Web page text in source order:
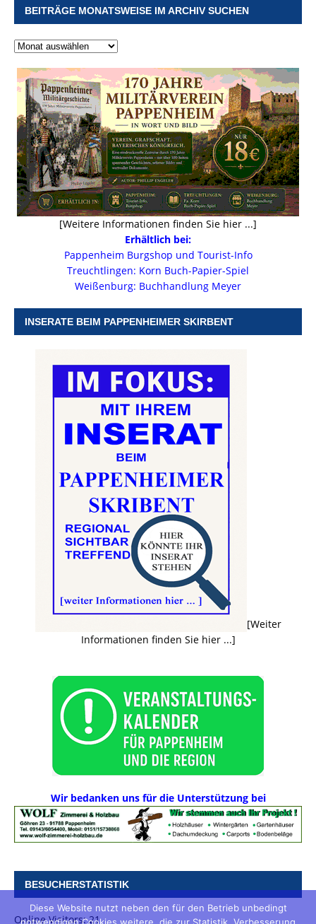
BEITRÄGE MONATSWEISE IM ARCHIV SUCHEN
[Weitere Informationen finden Sie hier ...]
Erhältlich bei:
Pappenheim Burgshop und Tourist-Info
Treuchtlingen: Korn Buch-Papier-Spiel
Weißenburg: Buchhandlung Meyer
INSERATE BEIM PAPPENHEIMER SKIRBENT
[Weiter
Informationen finden Sie hier ...]
Wir bedanken uns für die Unterstützung bei
BESUCHERSTATISTIK
Online Visitors:21
Diese Website nutzt neben den für den Betrieb unbedingt